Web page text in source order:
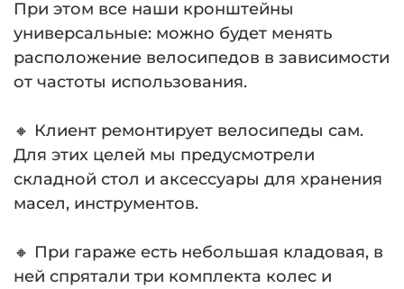
При этом все наши кронштейны
универсальные: можно будет менять
расположение велосипедов в зависимости
от частоты использования.
🔸 Клиент ремонтирует велосипеды сам.
Для этих целей мы предусмотрели
складной стол и аксессуары для хранения
масел, инструментов.
🔸 При гараже есть небольшая кладовая, в
ней спрятали три комплекта колес и